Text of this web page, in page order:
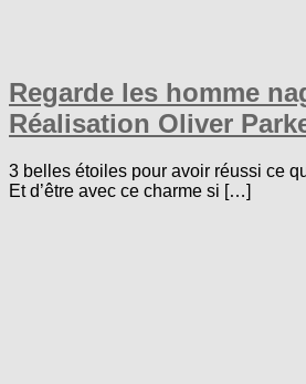
Regarde les homme
Réalisation Oliver
3 belles étoiles pour avoir réussi ce
Et d’être avec ce charme si […]